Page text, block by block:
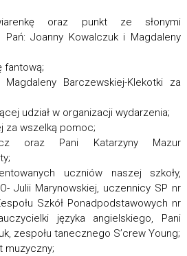
oraz punkt ze słonymi
Joanny Kowalczuk i Magdaleny
fantową;
Barczewskiej-Klekotki za
udział w organizacji wydarzenia;
za wszelką pomoc;
oraz Pani Katarzyny Mazur
uczniów naszej szkoły,
Julii Marynowskiej, uczennicy SP nr
Szkół Ponadpodstawowych nr
języka angielskiego, Pani
zespołu tanecznego S’crew Young;
muzyczny;